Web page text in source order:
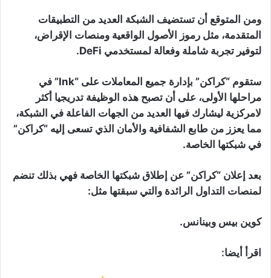
ومن المتوقع أن تستضيف الشبكة العديد من التطبيقات
المتقدمة، مثل رموز الأصول الواقعية ومنصات الإقراض،
لتوفير تجربة شاملة وفعالة لمستخدمي DeFi.
ستقوم “كراكن” بإدارة جميع المعاملات على “Ink” في
مراحلها الأولى، على أن تصبح هذه الوظيفة تدريجيا أكثر
لامركزية ليشارك فيها العديد من الجهات الفاعلة في الشبكة،
مما يعزز من طابع الشفافية والأمان الذي تسعى إليه “كراكن”
في شبكتها الخاصة.
بعد إعلان “كراكن” عن إطلاق شبكتها الخاصة فهي بذلك تنضم
لمنصات التداول الرائدة والتي سبقتها مثل:
كوين بيس وبينانس.
اقرأ أيضا: